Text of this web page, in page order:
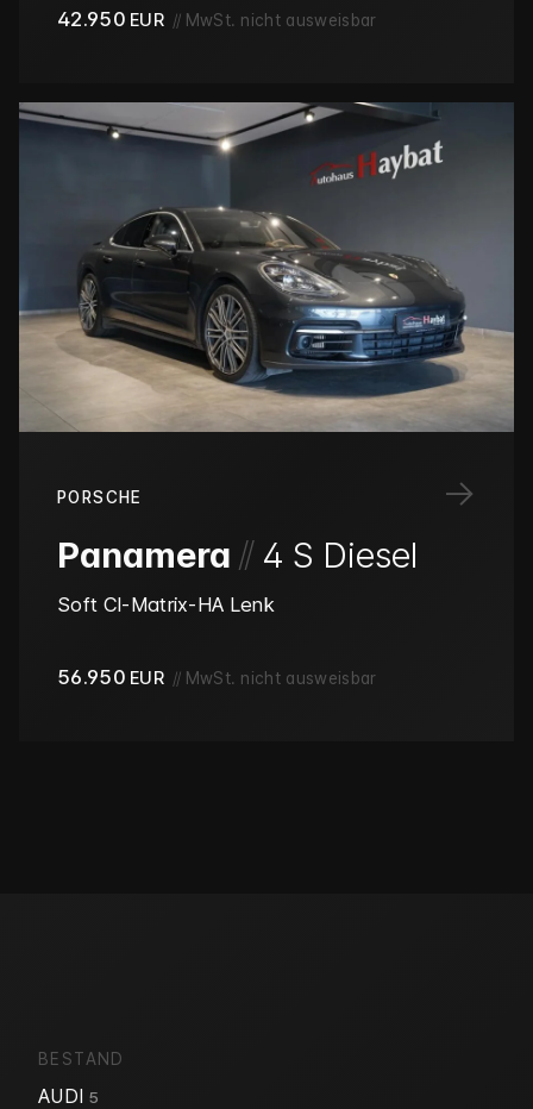
42.950 EUR // MwSt. nicht ausweisbar
→
PORSCHE
Panamera // 4 S Diesel
Soft Cl-Matrix-HA Lenk
56.950 EUR // MwSt. nicht ausweisbar
BESTAND
AUDI 5